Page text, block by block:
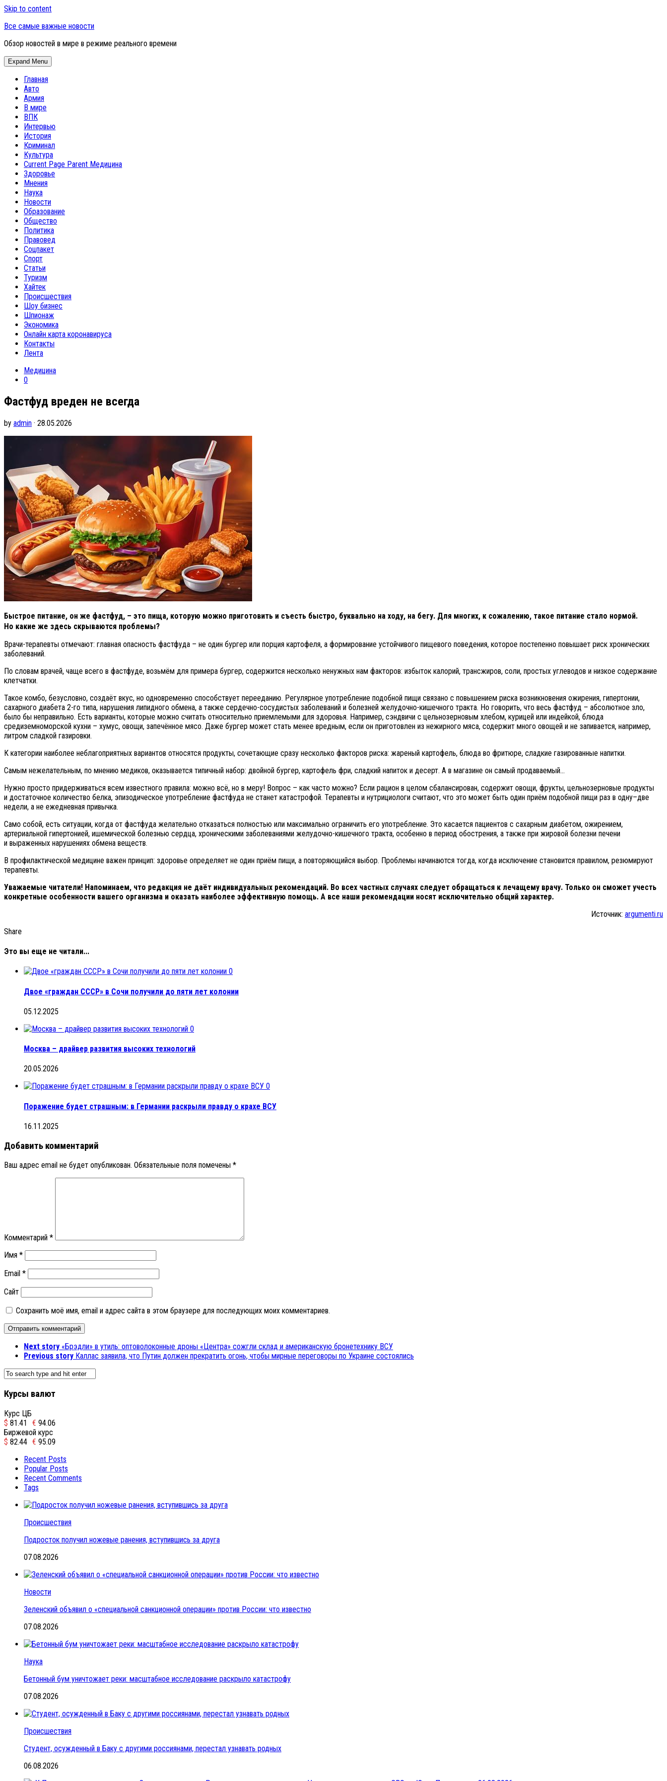
Skip to content
Все самые важные новости
Обзор новостей в мире в режиме реального времени
Expand Menu
Главная
Авто
Армия
В мире
ВПК
Интервью
История
Криминал
Культура
Current Page Parent Медицина
Здоровье
Мнения
Наука
Новости
Образование
Общество
Политика
Правовед
Соцпакет
Спорт
Статьи
Туризм
Хайтек
Происшествия
Шоу бизнес
Шпионаж
Экономика
Онлайн карта коронавируса
Контакты
Лента
Медицина
0
Фастфуд вреден не всегда
by admin · 28.05.2026
Быстрое питание, он же фастфуд, – это пища, которую можно приготовить и съесть быстро, буквально на ходу, на бегу. Для многих, к сожалению, такое питание стало нормой.
Но какие же здесь скрываются проблемы?
Врачи-терапевты отмечают: главная опасность фастфуда – не один бургер или порция картофеля, а формирование устойчивого пищевого поведения, которое постепенно повышает риск хронических
заболеваний.
По словам врачей, чаще всего в фастфуде, возьмём для примера бургер, содержится несколько ненужных нам факторов: избыток калорий, трансжиров, соли, простых углеводов и низкое содержание
клетчатки.
Такое комбо, безусловно, создаёт вкус, но одновременно способствует перееданию. Регулярное употребление подобной пищи связано с повышением риска возникновения ожирения, гипертонии,
сахарного диабета 2-го типа, нарушения липидного обмена, а также сердечно-сосудистых заболеваний и болезней желудочно-кишечного тракта. Но говорить, что весь фастфуд – абсолютное зло,
было бы неправильно. Есть варианты, которые можно считать относительно приемлемыми для здоровья. Например, сэндвичи с цельнозерновым хлебом, курицей или индейкой, блюда
средиземноморской кухни – хумус, овощи, запечённое мясо. Даже бургер может стать менее вредным, если он приготовлен из нежирного мяса, содержит много овощей и не запивается, например,
литром сладкой газировки.
К категории наиболее неблагоприятных вариантов относятся продукты, сочетающие сразу несколько факторов риска: жареный картофель, блюда во фритюре, сладкие газированные напитки.
Самым нежелательным, по мнению медиков, оказывается типичный набор: двойной бургер, картофель фри, сладкий напиток и десерт. А в магазине он самый продаваемый…
Нужно просто придерживаться всем известного правила: можно всё, но в меру! Вопрос – как часто можно? Если рацион в целом сбалансирован, содержит овощи, фрукты, цельнозерновые продукты
и достаточное количество белка, эпизодическое употребление фастфуда не станет катастрофой. Терапевты и нутрициологи считают, что это может быть один приём подобной пищи раз в одну–две
недели, а не ежедневная привычка.
Само собой, есть ситуации, когда от фастфуда желательно отказаться полностью или максимально ограничить его употребление. Это касается пациентов с сахарным диабетом, ожирением,
артериальной гипертонией, ишемической болезнью сердца, хроническими заболеваниями желудочно-кишечного тракта, особенно в период обострения, а также при жировой болезни печени
и выраженных нарушениях обмена веществ.
В профилактической медицине важен принцип: здоровье определяет не один приём пищи, а повторяющийся выбор. Проблемы начинаются тогда, когда исключение становится правилом, резюмируют
терапевты.
Уважаемые читатели! Напоминаем, что редакция не даёт индивидуальных рекомендаций. Во всех частных случаях следует обращаться к лечащему врачу. Только он сможет учесть
конкретные особенности вашего организма и оказать наиболее эффективную помощь. А все наши рекомендации носят исключительно общий характер.
Источник: argumenti.ru
Share
Это вы еще не читали...
0
Двое «граждан СССР» в Сочи получили до пяти лет колонии
05.12.2025
0
Москва – драйвер развития высоких технологий
20.05.2026
0
Поражение будет страшным: в Германии раскрыли правду о крахе ВСУ
16.11.2025
Добавить комментарий
Ваш адрес email не будет опубликован. Обязательные поля помечены *
Комментарий *
Имя *
Email *
Сайт
Сохранить моё имя, email и адрес сайта в этом браузере для последующих моих комментариев.
Next story «Брэдли» в утиль: оптоволоконные дроны «Центра» сожгли склад и американскую бронетехнику ВСУ
Previous story Каллас заявила, что Путин должен прекратить огонь, чтобы мирные переговоры по Украине состоялись
Курсы валют
Курс ЦБ
$ 81.41 € 94.06
Биржевой курс
$ 82.44 € 95.09
Recent Posts
Popular Posts
Recent Comments
Tags
Происшествия
Подросток получил ножевые ранения, вступившись за друга
07.08.2026
Новости
Зеленский объявил о «специальной санкционной операции» против России: что известно
07.08.2026
Наука
Бетонный бум уничтожает реки: масштабное исследование раскрыло катастрофу
07.08.2026
Происшествия
Студент, осужденный в Баку с другими россиянами, перестал узнавать родных
06.08.2026